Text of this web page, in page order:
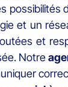
possibilités
et un
et
Notre